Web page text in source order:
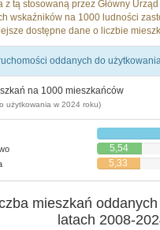
z tą stosowaną przez Główny
wskaźników na 1000 ludności
dostępne dane o liczbie
oddanych do
na 1000 mieszkańców
użytkowania w 2024 roku)
5,54
5,33
mieszkań
latach 2008-